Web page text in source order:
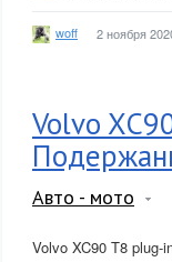
woff 2 ноября
Volvo
Авто - мото
Volvo XC90 T8 plug-